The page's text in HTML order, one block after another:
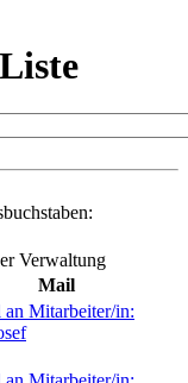
Verwaltung
Mail